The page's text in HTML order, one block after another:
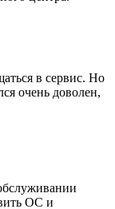
в сервис. Но
очень доволен,
ОС и